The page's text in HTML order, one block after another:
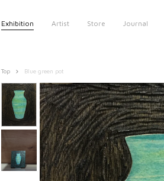
Exhibition Artist Store Journal
Top Blue green pot